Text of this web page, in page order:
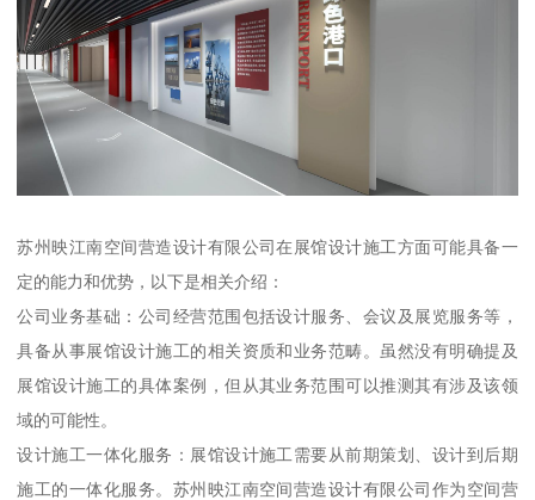
苏州映江南空间营造设计有限公司在展馆设计施工方面可能具备一
定的能力和优势，以下是相关介绍：
公司业务基础：公司经营范围包括设计服务、会议及展览服务等，
具备从事展馆设计施工的相关资质和业务范畴。虽然没有明确提及
展馆设计施工的具体案例，但从其业务范围可以推测其有涉及该领
域的可能性。
设计施工一体化服务：展馆设计施工需要从前期策划、设计到后期
施工的一体化服务。苏州映江南空间营造设计有限公司作为空间营